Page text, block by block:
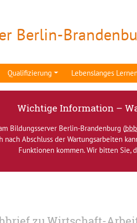
Berlin-
Qualifizierung Lebenslanges
Wichtige Information –
Bildungsserver Berlin-Brandenburg (bbb
Abschluss der Wartungsarbeiten
Funktionen kommen. Wir bitten Sie,